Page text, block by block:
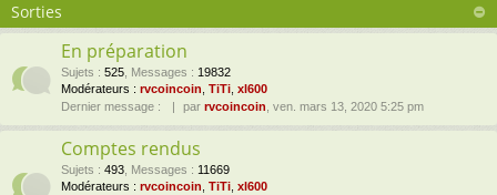
Sorties
En préparation
Sujets : 525 Messages : 19832
Modérateurs : rvcoincoin TiTi xl600
Dernier message :
par rvcoincoin , ven. mars 13, 2020 5:25 pm
Comptes rendus
Sujets : 493 Messages : 11669
Modérateurs : rvcoincoin TiTi xl600